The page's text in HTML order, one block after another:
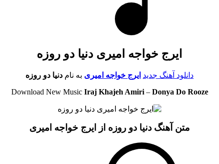
ایرج خواجه امیری دنیا دو روزه
دانلود آهنگ جدید ایرج خواجه امیری به نام دنیا دو روزه
Download New Music Iraj Khajeh Amiri– Donya Do Rooze
متن آهنگ دنیا دو روزه از ایرج خواجه امیری